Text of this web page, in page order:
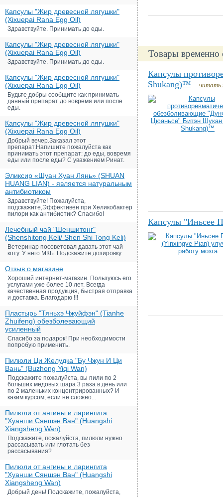
Капсулы "Жир древесной лягушки"
(Xixuepai Rana Egg Oil)
Здравствуйте. Принимать до еды.
Капсулы "Жир древесной лягушки"
(Xixuepai Rana Egg Oil)
Здравствуйте. Принимать до еды.
Капсулы "Жир древесной лягушки"
(Xixuepai Rana Egg Oil)
Будьте добры сообщите как принимать
данный препарат до вовремя или после
еды.
Капсулы "Жир древесной лягушки"
(Xixuepai Rana Egg Oil)
Добрый вечер.Заказал этот
препарат.Напишите пожалуйста как
принимать этот препарат: до еды, вовремя
еды или после еды? С уважением Ринат.
Эликсир «Шуан Хуан Лянь» (SHUAN
HUANG LIAN) - является натуральным
антибиотиком
Здравствуйте! Пожалуйста,
подскажите,Эффективен при Хеликобактер
пилори как антибиотик? Спасибо!
Лечебный чай "Шеншитонг"
(Shenshitong Keli/ Shen Shi Tong Keli)
Ветеринар посоветовал давать этот чай
коту. У него МКБ. Подскажите дозировку.
Отзыв о магазине
Хороший интернет-магазин. Пользуюсь его
услугами уже более 10 лет. Всегда
качественная продукция, быстрая отправка
и доставка. Благодарю !!!
Пластырь "Тяньхэ Чжуйфэн" (Tianhe
Zhuifeng) обезболевающий
усиленный
Спасибо за подарок! При необходимости
попробую применить.
Пилюли Ци Желудка "Бу Чжун И Ци
Вань" (Buzhong Yiqi Wan)
Подскажите пожалуйста, вы пили по 2
больших медовых шара 3 раза в день или
по 2 маленьких концентрированных? И
каким курсом, если не сложно...
Пилюли от ангины и ларингита
"Хуанши Сяншэн Ван" (Huangshi
Xiangsheng Wan)
Подскажите, пожалуйста, пилюли нужно
рассасывать или глотать без
рассасывания?
Пилюли от ангины и ларингита
"Хуанши Сяншэн Ван" (Huangshi
Xiangsheng Wan)
Добрый день! Подскажите, пожалуйста,
Товары
Капсулы
Shukang)™
читать
Капсулы "Иньсее